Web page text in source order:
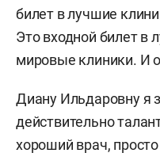
билет в лучшие
Это входной билет в
мировые клиники. И
Диану Ильдаровну я
действительно
хороший врач,